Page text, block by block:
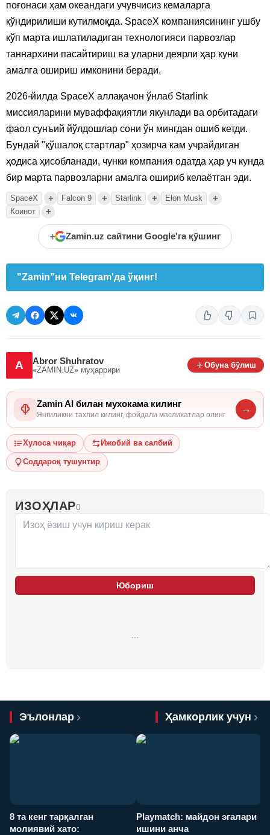
поғонаси ҳам океандаги учувчисиз кемаларга
қўндирилиши кутилмоқда. SpaceX компаниясининг ушбу
кўп марта ишлатиладиган технологияси парвозлар
таннархини пасайтириш ва уларни деярли ҳар куни
амалга ошириш имконини беради.
2026-йилда SpaceX аллақачон ўнлаб Starlink
миссияларини муваффақиятли якунлади ва орбитадаги
фаол сунъий йўлдошлар сони ўн мингдан ошиб кетди.
Бундай "қўшалоқ стартлар" ҳозирча кам учрайдиган
ҳодиса ҳисобланади, чунки компания одатда ҳар уч кунда
бир марта парвозларни амалга ошириб келаётган эди.
SpaceX + Falcon 9 + Starlink + Elon Musk +
Коинот +
+ Zamin.uz сайтини Google'га қўшинг
"Zamin"ни Telegram'да ўқинг!
A Abror Shuhratov
«ZAMIN.UZ» муҳаррири
Обуна бўлиш
Zamin AI билан мухокама килинг
Янгиликни тахлил килинг, фойдали маслихатлар олинг
→
Хулоса чиқар Ижобий ва салбий
Соддароқ тушунтир
ИЗОҲЛАР0
Юбориш
Эълонлар Ҳамкорлик учун
8 та кенг тарқалган
молиявий хато:
Playmatch: майдон эгалари
ишини анча